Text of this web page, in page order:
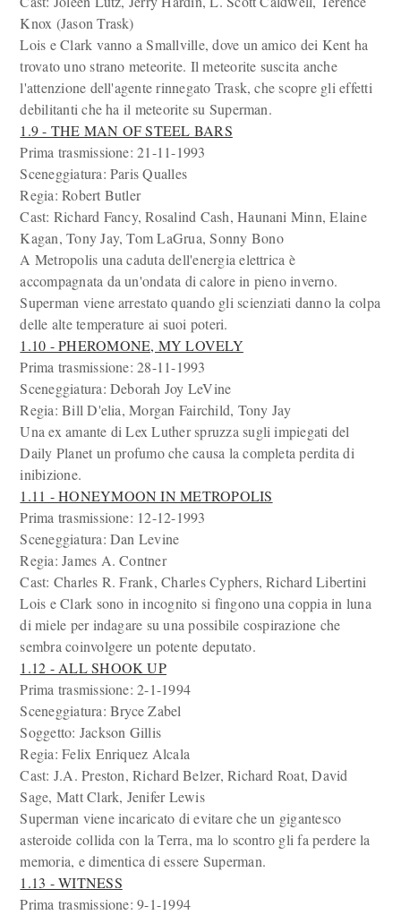
Knox (Jason Trask)
Lois e Clark vanno a Smallville, dove un amico dei Kent ha
trovato uno strano meteorite. Il meteorite suscita anche
l'attenzione dell'agente rinnegato Trask, che scopre gli effetti
debilitanti che ha il meteorite su Superman.
1.9 - THE MAN OF STEEL BARS
Prima trasmissione: 21-11-1993
Sceneggiatura: Paris Qualles
Regia: Robert Butler
Cast: Richard Fancy, Rosalind Cash, Haunani Minn, Elaine
Kagan, Tony Jay, Tom LaGrua, Sonny Bono
A Metropolis una caduta dell'energia elettrica è
accompagnata da un'ondata di calore in pieno inverno.
Superman viene arrestato quando gli scienziati danno la colpa
delle alte temperature ai suoi poteri.
1.10 - PHEROMONE, MY LOVELY
Prima trasmissione: 28-11-1993
Sceneggiatura: Deborah Joy LeVine
Regia: Bill D'elia, Morgan Fairchild, Tony Jay
Una ex amante di Lex Luther spruzza sugli impiegati del
Daily Planet un profumo che causa la completa perdita di
inibizione.
1.11 - HONEYMOON IN METROPOLIS
Prima trasmissione: 12-12-1993
Sceneggiatura: Dan Levine
Regia: James A. Contner
Cast: Charles R. Frank, Charles Cyphers, Richard Libertini
Lois e Clark sono in incognito si fingono una coppia in luna
di miele per indagare su una possibile cospirazione che
sembra coinvolgere un potente deputato.
1.12 - ALL SHOOK UP
Prima trasmissione: 2-1-1994
Sceneggiatura: Bryce Zabel
Soggetto: Jackson Gillis
Regia: Felix Enriquez Alcala
Cast: J.A. Preston, Richard Belzer, Richard Roat, David
Sage, Matt Clark, Jenifer Lewis
Superman viene incaricato di evitare che un gigantesco
asteroide collida con la Terra, ma lo scontro gli fa perdere la
memoria, e dimentica di essere Superman.
1.13 - WITNESS
Prima trasmissione: 9-1-1994